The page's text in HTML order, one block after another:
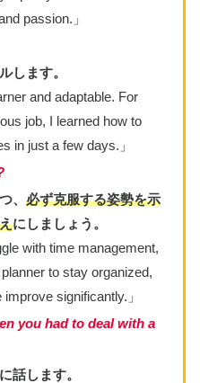
passion.」
します。
and adaptable. For
job, I learned how to
in just a few days.」
、 必ず克服する姿勢を示
にしましょう。
with time management,
to stay organized,
significantly.」
you had to deal with a
話します。